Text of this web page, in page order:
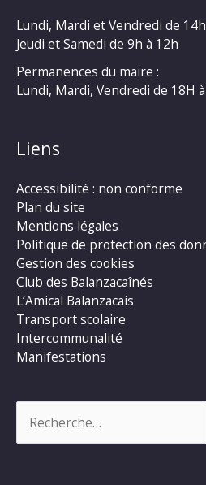
Lundi, Mardi et Vendredi de
Jeudi et Samedi de 9h à 12h
Permanences du maire :
Lundi, Mardi, Vendredi de 18H
Liens
Accessibilité : non conforme
Plan du site
Mentions légales
Politique de protection des
Gestion des cookies
Club des Balanzacaînés
L’Amical Balanzacais
Transport scolaire
Intercommunalité
Manifestations